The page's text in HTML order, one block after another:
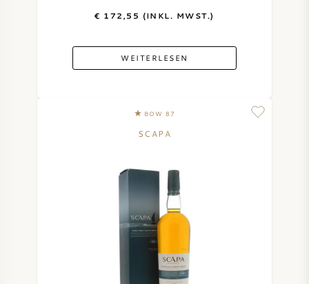
€ 172,55 (INKL. MWST.)
WEITERLESEN
BOW 87
SCAPA